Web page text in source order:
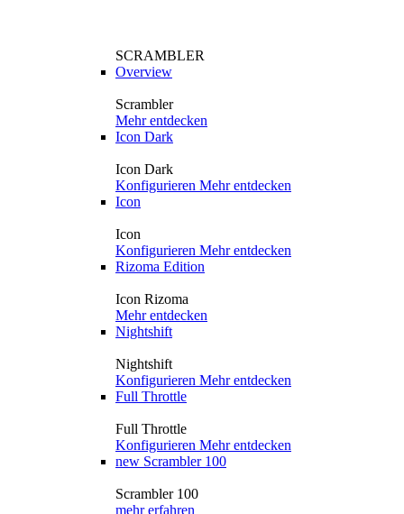
SCRAMBLER
Overview
Scrambler
Mehr entdecken
Icon Dark
Icon Dark
Konfigurieren Mehr entdecken
Icon
Icon
Konfigurieren Mehr entdecken
Rizoma Edition
Icon Rizoma
Mehr entdecken
Nightshift
Nightshift
Konfigurieren Mehr entdecken
Full Throttle
Full Throttle
Konfigurieren Mehr entdecken
new Scrambler 100
Scrambler 100
mehr erfahren